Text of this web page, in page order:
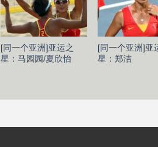
[同一个亚洲]亚运之
星：马园园/夏欣怡
[同一个亚洲]亚
星：郑洁